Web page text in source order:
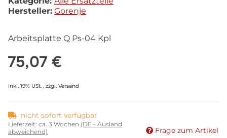
Hersteller: Gorenje
Arbeitsplatte Q Ps-04 Kpl
75,07 €
inkl. 19% USt. , zzgl. Versand
nicht sofort verfügbar
Lieferzeit: ca. 3 Wochen (DE - Ausland
abweichend)
Frage zum Artikel